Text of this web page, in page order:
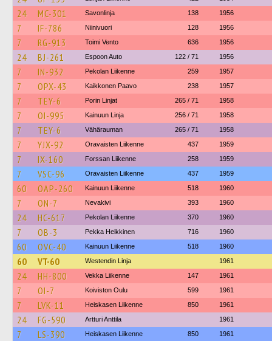
24 MC-301 Savonlinja 138 1956
7 IF-786 Niinivuori 128 1956
7 RG-913 Toimi Vento 636 1956
24 BJ-261 Espoon Auto 122 / 71 1956
7 IN-932 Pekolan Liikenne 259 1957
7 OPX-43 Kaikkonen Paavo 238 1957
7 TEY-6 Porin Linjat 265 / 71 1958
7 OI-995 Kainuun Linja 256 / 71 1958
7 TEY-6 Vähärauman 265 / 71 1958
7 YJX-92 Oravaisten Liikenne 437 1959
7 IX-160 Forssan Liikenne 258 1959
7 VSC-96 Oravaisten Liikenne 437 1959
60 OAP-260 Kainuun Liikenne 518 1960
7 ON-7 Nevakivi 393 1960
24 HC-617 Pekolan Liikenne 370 1960
7 OB-3 Pekka Heikkinen 716 1960
60 OVC-40 Kainuun Liikenne 518 1960
60 VT-60 Westendin Linja 1961
24 HH-800 Vekka Liikenne 147 1961
7 OI-7 Koiviston Oulu 599 1961
7 LVK-11 Heiskasen Liikenne 850 1961
24 FG-590 Artturi Anttila 1961
7 LS-390 Heiskasen Liikenne 850 1961